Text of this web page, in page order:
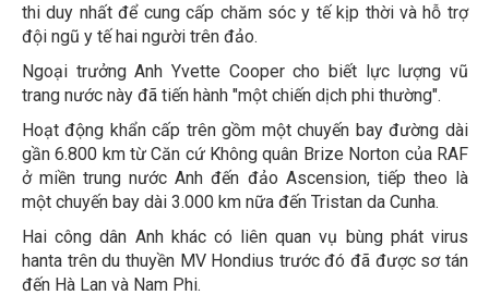
thi duy nhất để cung cấp chăm sóc y tế kịp thời và hỗ trợ
đội ngũ y tế hai người trên đảo.
Ngoại trưởng Anh Yvette Cooper cho biết lực lượng vũ
trang nước này đã tiến hành "một chiến dịch phi thường".
Hoạt động khẩn cấp trên gồm một chuyến bay đường dài
gần 6.800 km từ Căn cứ Không quân Brize Norton của RAF
ở miền trung nước Anh đến đảo Ascension, tiếp theo là
một chuyến bay dài 3.000 km nữa đến Tristan da Cunha.
Hai công dân Anh khác có liên quan vụ bùng phát virus
hanta trên du thuyền MV Hondius trước đó đã được sơ tán
đến Hà Lan và Nam Phi.